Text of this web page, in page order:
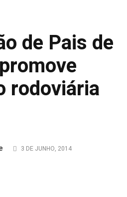
de Pais de
rodoviária
3 DE JUNHO, 2014